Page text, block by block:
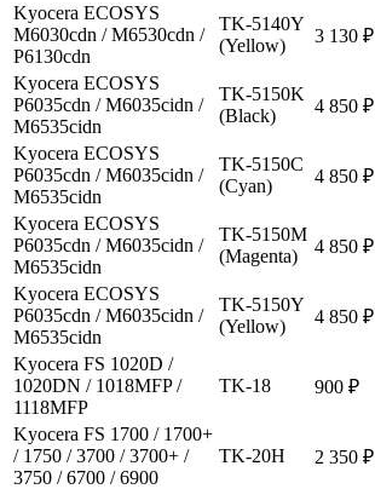
Kyocera ECOSYS
M6030cdn / M6530cdn /
P6130cdn
TK-5140Y
(Yellow)
3 130 ₽
Kyocera ECOSYS
P6035cdn / M6035cidn /
M6535cidn
TK-5150K
(Black)
4 850 ₽
Kyocera ECOSYS
P6035cdn / M6035cidn /
M6535cidn
TK-5150C
(Cyan)
4 850 ₽
Kyocera ECOSYS
P6035cdn / M6035cidn /
M6535cidn
TK-5150M
(Magenta)
4 850 ₽
Kyocera ECOSYS
P6035cdn / M6035cidn /
M6535cidn
TK-5150Y
(Yellow)
4 850 ₽
Kyocera FS 1020D /
1020DN / 1018MFP /
1118MFP
TK-18 900 ₽
Kyocera FS 1700 / 1700+
/ 1750 / 3700 / 3700+ /
3750 / 6700 / 6900
TK-20H 2 350 ₽